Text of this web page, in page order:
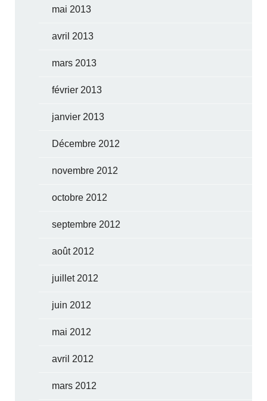
mai 2013
avril 2013
mars 2013
février 2013
janvier 2013
Décembre 2012
novembre 2012
octobre 2012
septembre 2012
août 2012
juillet 2012
juin 2012
mai 2012
avril 2012
mars 2012